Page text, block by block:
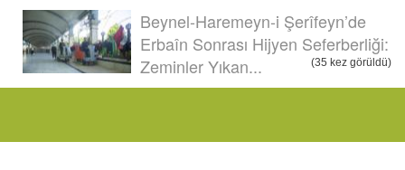
Beynel-Haremeyn-i Şerîfeyn’de
Erbaîn Sonrası Hijyen Seferberliği:
Zeminler Yıkan...
(35 kez görüldü)